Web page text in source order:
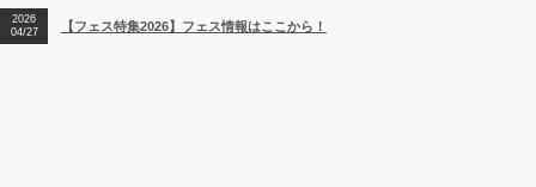
2026
04/27
【フェス特集2026】フェス情報はここから！